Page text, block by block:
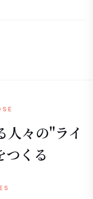
人々の"ライ
つくる